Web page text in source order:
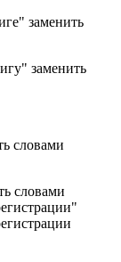
заменить
заменить
словами
словами